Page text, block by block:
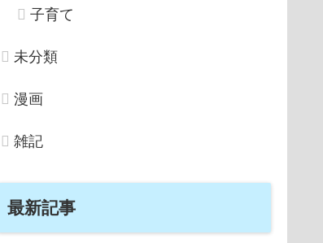
子育て
未分類
漫画
雑記
最新記事